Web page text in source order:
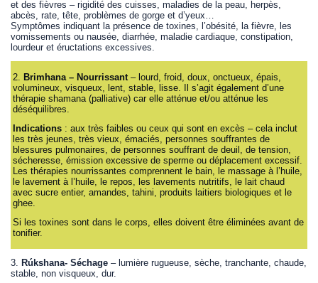
et des fièvres – rigidité des cuisses, maladies de la peau, herpès,
abcès, rate, tête, problèmes de gorge et d’yeux…
Symptômes indiquant la présence de toxines, l’obésité, la fièvre, les
vomissements ou nausée, diarrhée, maladie cardiaque, constipation,
lourdeur et éructations excessives.
2. Brimhana – Nourrissant– lourd, froid, doux, onctueux, épais,
volumineux, visqueux, lent, stable, lisse. Il s’agit également d’une
thérapie shamana (palliative) car elle atténue et/ou atténue les
déséquilibres.
Indications : aux très faibles ou ceux qui sont en excès – cela inclut
les très jeunes, très vieux, émaciés, personnes souffrantes de
blessures pulmonaires, de personnes souffrant de deuil, de tension,
sécheresse, émission excessive de sperme ou déplacement excessif.
Les thérapies nourrissantes comprennent le bain, le massage à l’huile,
le lavement à l’huile, le repos, les lavements nutritifs, le lait chaud
avec sucre entier, amandes, tahini, produits laitiers biologiques et le
ghee.
Si les toxines sont dans le corps, elles doivent être éliminées avant de
tonifier.
3. Rúkshana- Séchage – lumière rugueuse, sèche, tranchante, chaude,
stable, non visqueux, dur.